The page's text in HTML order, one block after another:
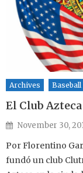
Archives Baseball
El Club Azteca
Posted on
November 30,
Por Florentino
fundó un club